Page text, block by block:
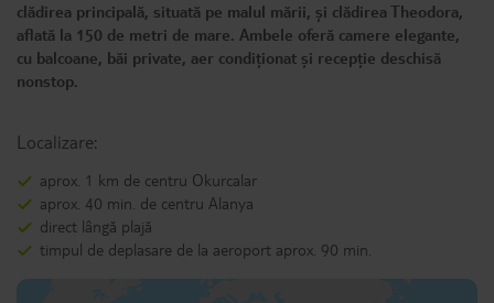
clădirea principală, situată pe malul mării, și clădirea Theodora,
aflată la 150 de metri de mare. Ambele oferă camere elegante,
cu balcoane, băi private, aer condiționat și recepție deschisă
nonstop.
Localizare:
aprox. 1 km de centru Okurcalar
aprox. 40 min. de centru Alanya
direct lângă plajă
timpul de deplasare de la aeroport aprox. 90 min.